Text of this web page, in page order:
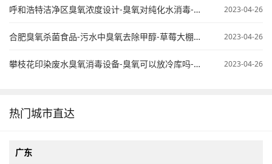
呼和浩特洁净区臭氧浓度设计-臭氧对纯化水消毒-臭氧纯水杀菌 2023-04-26
合肥臭氧杀菌食品-污水中臭氧去除甲醇-草莓大棚臭氧使用 2023-04-26
攀枝花印染废水臭氧消毒设备-臭氧可以放冷库吗-桶装水臭氧处理 2023-04-26
热门城市直达
广东